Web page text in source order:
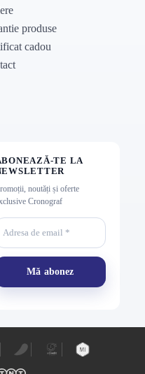
produse
cadou
TE LA
noutăți și oferte
Cronograf